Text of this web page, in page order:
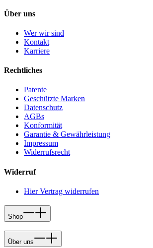
Über uns
Wer wir sind
Kontakt
Karriere
Rechtliches
Patente
Geschützte Marken
Datenschutz
AGBs
Konformität
Garantie & Gewährleistung
Impressum
Widerrufsrecht
Widerruf
Hier Vertrag widerrufen
Shop
Über uns